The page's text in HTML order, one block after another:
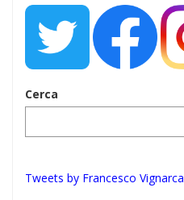
Cerca
Tweets by Francesco Vignarca